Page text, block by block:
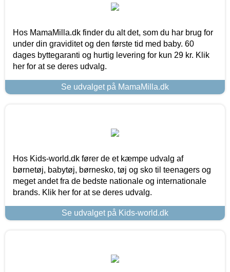
Hos MamaMilla.dk finder du alt det, som du har brug for
under din graviditet og den første tid med baby. 60
dages byttegaranti og hurtig levering for kun 29 kr. Klik
her for at se deres udvalg.
Se udvalget på MamaMilla.dk
Hos Kids-world.dk fører de et kæmpe udvalg af
børnetøj, babytøj, børnesko, tøj og sko til teenagers og
meget andet fra de bedste nationale og internationale
brands. Klik her for at se deres udvalg.
Se udvalget på Kids-world.dk